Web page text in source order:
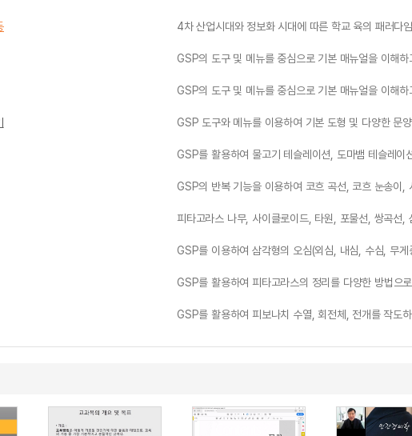
4차 산업시대와 정보화 시대에 따른 학교 육의 패러다
GSP의 도구 및 메뉴를 중심으로 기본 매뉴얼을 이해하
GSP의 도구 및 메뉴를 중심으로 기본 매뉴얼을 이해하
GSP 도구와 메뉴를 이용하여 기본 도형 및 다양한 문
GSP를 활용하여 물고기 테슬레이션, 도마뱀 테슬레이
GSP의 반복 기능을 이용하여 코흐 곡선, 코흐 눈송이,
피타고라스 나무, 사이클로이드, 타원, 포물선, 쌍곡선,
GSP를 이용하여 삼각형의 오심(외심, 내심, 수심, 무
GSP를 활용하여 피타고라스의 정리를 다양한 방법으
GSP를 활용하여 피보나치 수열, 회전체, 전개를 작도하